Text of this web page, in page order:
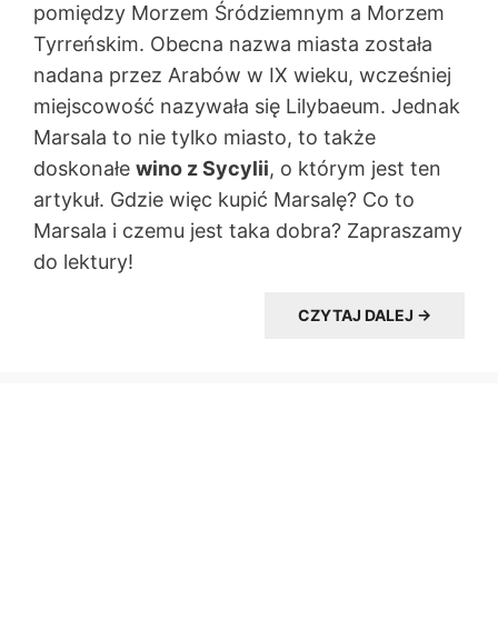
pomiędzy Morzem Śródziemnym a Morzem
Tyrreńskim. Obecna nazwa miasta została
nadana przez Arabów w IX wieku, wcześniej
miejscowość nazywała się Lilybaeum. Jednak
Marsala to nie tylko miasto, to także
doskonałe wino z Sycylii, o którym jest ten
artykuł. Gdzie więc kupić Marsalę? Co to
Marsala i czemu jest taka dobra? Zapraszamy
do lektury!
CZYTAJ DALEJ →